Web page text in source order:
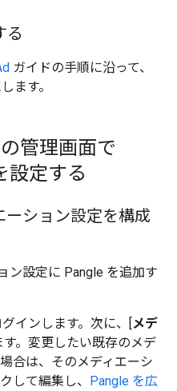
る
ガイドの手順に沿って、
ます。
管理画面で
設定する
ション設定を構成
ン設定に Pangle を追加す
グインします。次に、[メデ
。変更したい既存のメデ
合は、そのメディエーシ
して編集し、 Pangle を広